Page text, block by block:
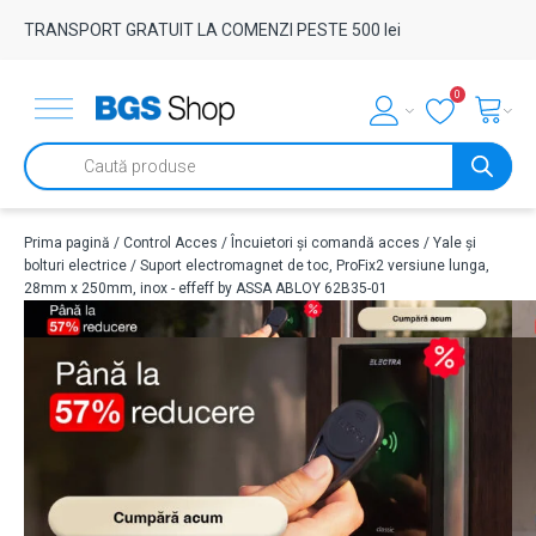
TRANSPORT GRATUIT LA COMENZI PESTE 500 lei
0
Products
search
Prima pagină / Control Acces / Încuietori și comandă acces / Yale și
bolturi electrice / Suport electromagnet de toc, ProFix2 versiune lunga,
28mm x 250mm, inox - effeff by ASSA ABLOY 62B35-01